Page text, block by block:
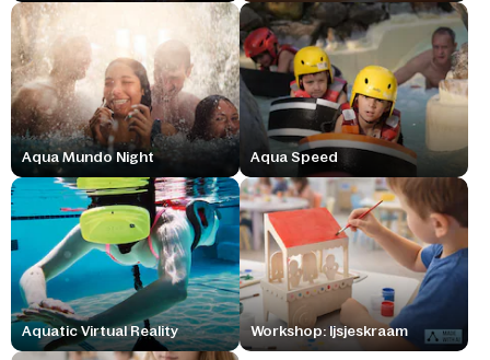
Aqua Mundo Night Aqua Speed
Aquatic Virtual Reality Workshop: Ijsjeskraam